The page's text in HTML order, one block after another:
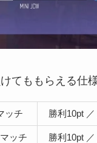
てももらえる仕様
ッチ 勝利10pt
ッチ 勝利10pt